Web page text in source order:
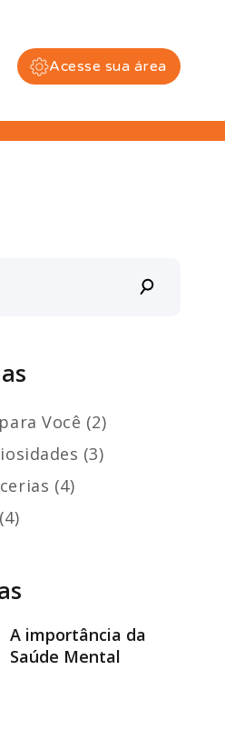
Acesse sua área
Você (2)
(3)
(4)
A importância da
Saúde Mental